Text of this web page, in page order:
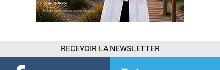
RECEVOIR LA NEWSLETTER